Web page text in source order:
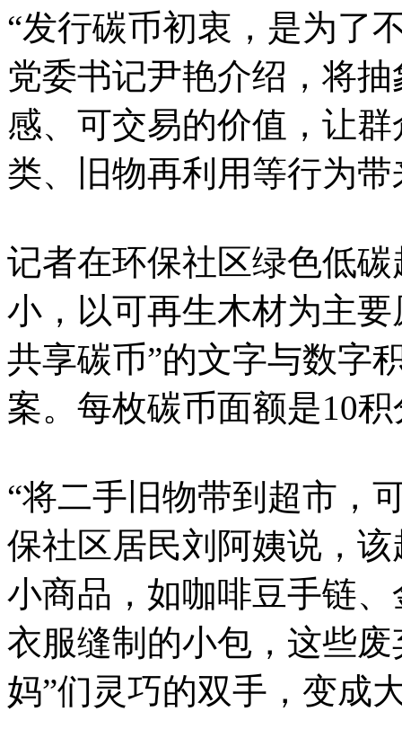
“发行碳币初衷，是为了
党委书记尹艳介绍，将
感、可交易的价值，让
类、旧物再利用等行为
记者在环保社区绿色低
小，以可再生木材为主
共享碳币”的文字与数字
案。每枚碳币面额是10
“将二手旧物带到超市，
保社区居民刘阿姨说，
小商品，如咖啡豆手链
衣服缝制的小包，这些
妈”们灵巧的双手，变成